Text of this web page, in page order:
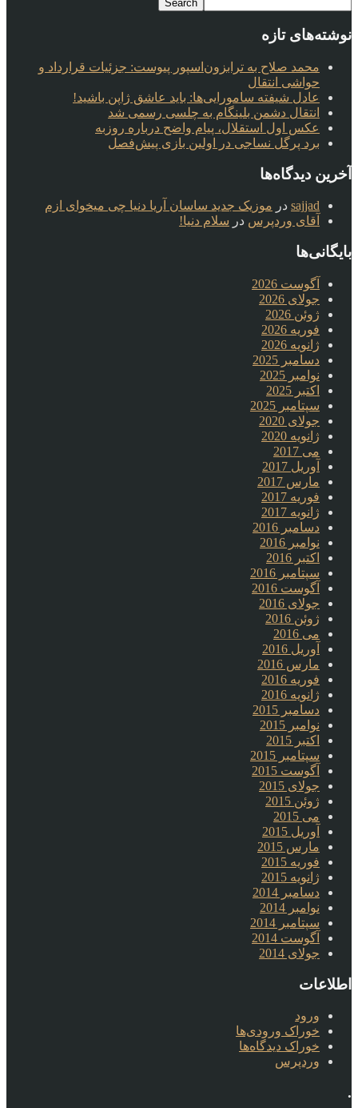
نوشته‌های تازه
محمد صلاح به ترابزون‌اسپور پیوست: جزئیات قرارداد و
حواشی انتقال
عادل شیفته سامورایی‌ها: باید عاشق ژاپن باشید!
انتقال دشمن بلینگام به چلسی رسمی شد
عکس اول استقلال، پیام واضح درباره روزبه
برد پرگل نساجی در اولین بازی پیش‌فصل
آخرین دیدگاه‌ها
sajjad در موزیک جدید ساسان آریا دنیا چی میخوای ازم
آقای وردپرس در سلام دنیا!
بایگانی‌ها
آگوست 2026
جولای 2026
ژوئن 2026
فوریه 2026
ژانویه 2026
دسامبر 2025
نوامبر 2025
اکتبر 2025
سپتامبر 2025
جولای 2020
ژانویه 2020
می 2017
آوریل 2017
مارس 2017
فوریه 2017
ژانویه 2017
دسامبر 2016
نوامبر 2016
اکتبر 2016
سپتامبر 2016
آگوست 2016
جولای 2016
ژوئن 2016
می 2016
آوریل 2016
مارس 2016
فوریه 2016
ژانویه 2016
دسامبر 2015
نوامبر 2015
اکتبر 2015
سپتامبر 2015
آگوست 2015
جولای 2015
ژوئن 2015
می 2015
آوریل 2015
مارس 2015
فوریه 2015
ژانویه 2015
دسامبر 2014
نوامبر 2014
سپتامبر 2014
آگوست 2014
جولای 2014
اطلاعات
ورود
خوراک ورودی‌ها
خوراک دیدگاه‌ها
وردپرس
.